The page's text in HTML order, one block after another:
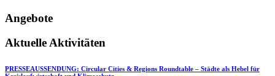
Angebote
Aktuelle Aktivitäten
PRESSEAUSSENDUNG: Circular Cities & Regions Roundtable – Städte als Hebel für